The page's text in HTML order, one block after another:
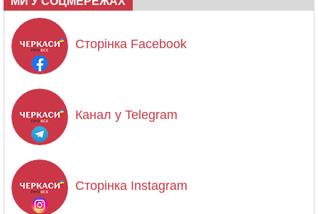
Сторінка Facebook
Канал у Telegram
Сторінка Instagram